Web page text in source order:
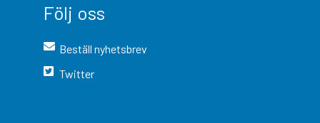
Följ oss
Beställ nyhetsbrev
Twitter